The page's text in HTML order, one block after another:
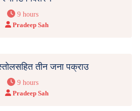
9 hours
Pradeep Sah
तीन जना पक्राउ
9 hours
Pradeep Sah